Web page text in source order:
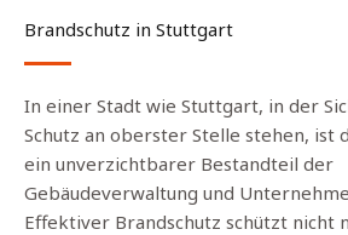
Brandschutz in Stuttgart
In einer Stadt wie Stuttgart, in der
Schutz an oberster Stelle stehen, ist
ein unverzichtbarer Bestandteil der
Gebäudeverwaltung und
Effektiver Brandschutz schützt nicht